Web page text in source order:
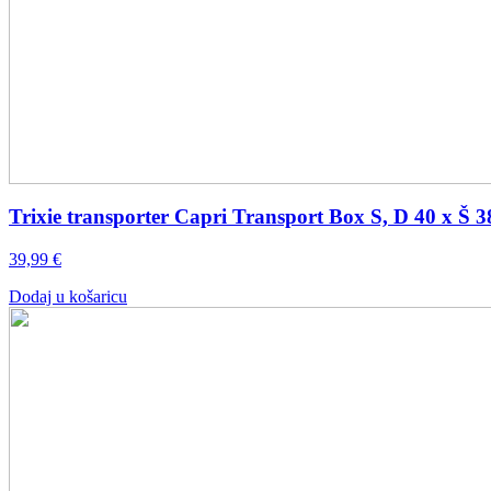
Trixie transporter Capri Transport Box S, D 40 x Š
39,99 €
Dodaj u košaricu